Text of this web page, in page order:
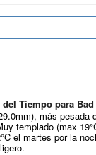
Tiempo para
más pesada
templado (max
el martes por la